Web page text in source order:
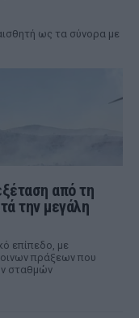
ως τα σύνορα με
από τη
την μεγάλη
επίπεδο, με
πράξεων που
σταθμών